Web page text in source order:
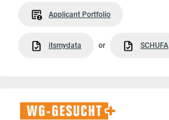
Applicant Portfolio
itsmydata or SCHUFA
WG-